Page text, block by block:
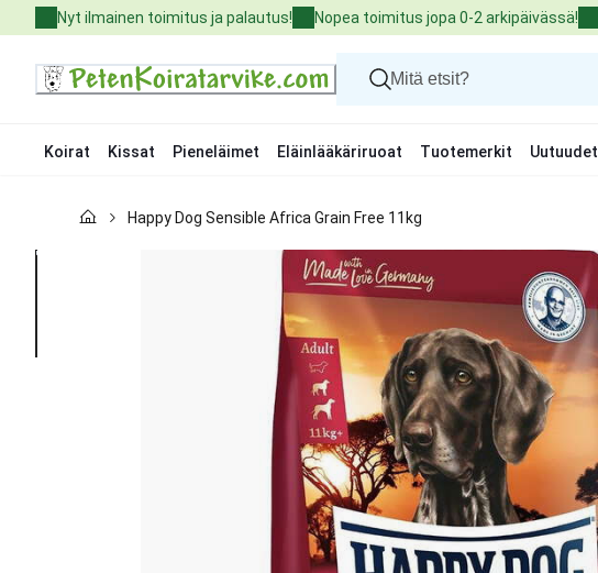
to
Nyt ilmainen toimitus ja palautus! Nopea toimitus jopa 0-2 arkipäivässä!
Koirat Kissat Pieneläimet Eläinlääkäriruoat Tuotemerkit Uutuudet
Kissat
Happy Dog Sensible Africa Grain Free 11kg